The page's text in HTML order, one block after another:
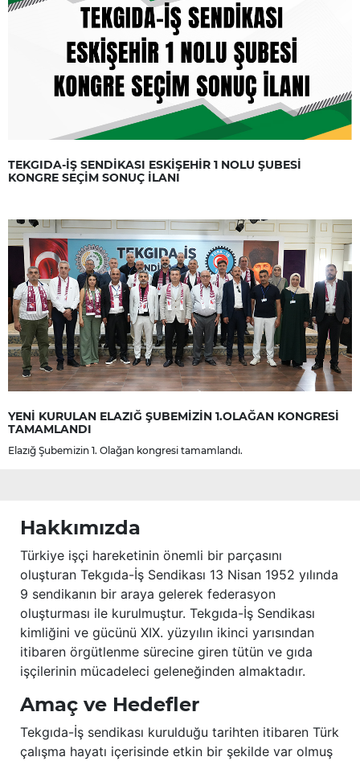
TEKGIDA-İŞ SENDİKASI ESKİŞEHİR 1 NOLU ŞUBESİ
KONGRE SEÇİM SONUÇ İLANI
YENİ KURULAN ELAZIĞ ŞUBEMİZİN 1.OLAĞAN KONGRESİ
TAMAMLANDI
Elazığ Şubemizin 1. Olağan kongresi tamamlandı.
Hakkımızda
Türkiye işçi hareketinin önemli bir parçasını
oluşturan Tekgıda-İş Sendikası 13 Nisan 1952 yılında
9 sendikanın bir araya gelerek federasyon
oluşturması ile kurulmuştur. Tekgıda-İş Sendikası
kimliğini ve gücünü XIX. yüzyılın ikinci yarısından
itibaren örgütlenme sürecine giren tütün ve gıda
işçilerinin mücadeleci geleneğinden almaktadır.
Amaç ve Hedefler
Tekgıda-İş sendikası kurulduğu tarihten itibaren Türk
çalışma hayatı içerisinde etkin bir şekilde var olmuş